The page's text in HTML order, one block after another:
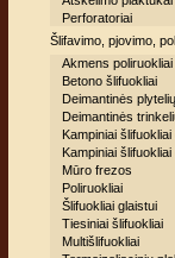
Perforatoriai
Šlifavimo, pjovimo,
Akmens poliruokliai
Betono šlifuokliai
Deimantinės
Deimantinės
Kampiniai
Kampiniai
Mūro frezos
Poliruokliai
Šlifuokliai glaistui
Tiesiniai šlifuokliai
Multišlifuokliai